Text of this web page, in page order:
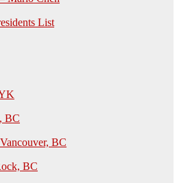
List
BC
BC
BC